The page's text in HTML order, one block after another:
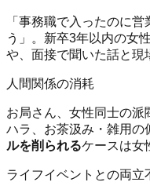
「事務職で入ったのに
う」。新卒3年以内の女
や、面接で聞いた話と現
人間関係の消耗
お局さん、女性同士の派
ハラ、お茶汲み・雑用の
ルを削られるケースは女
ライフイベントとの両立